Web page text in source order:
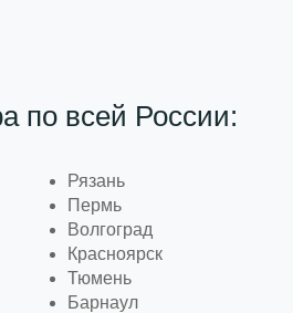
по всей России:
Рязань
Пермь
Волгоград
Красноярск
Тюмень
Барнаул